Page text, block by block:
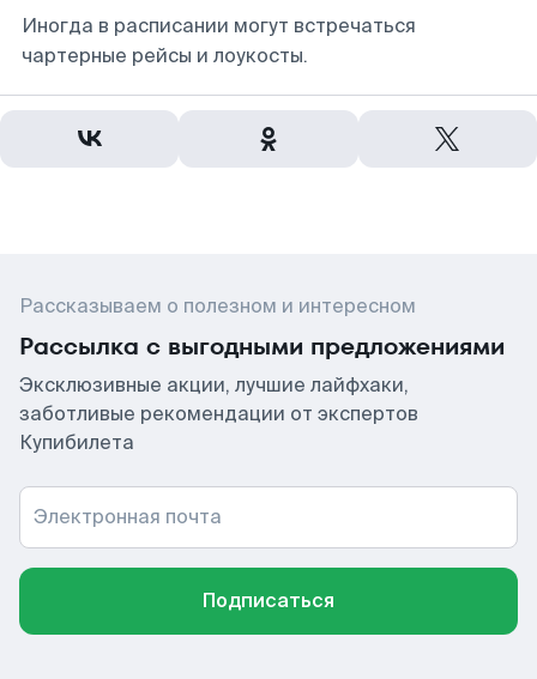
Иногда в расписании могут встречаться
чартерные рейсы и лоукосты.
Рассказываем о полезном и интересном
Рассылка с выгодными предложениями
Эксклюзивные акции, лучшие лайфхаки,
заботливые рекомендации от экспертов
Купибилета
Электронная почта
Подписаться